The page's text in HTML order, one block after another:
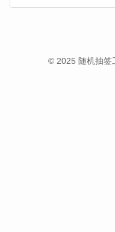
© 2025 随机抽签